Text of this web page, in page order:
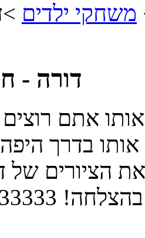
משחקי ילדים >
דורה -
אתם רוצים
בדרך היפה
את הציורים
בהצלחה!